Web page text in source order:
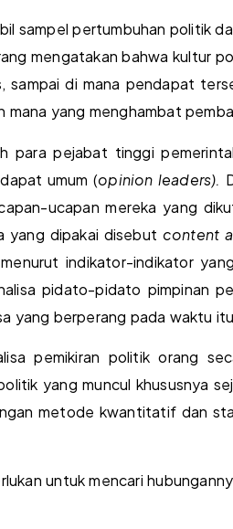
sampel pertumbuhan politik
mengatakan bahwa kultur
sampai di mana pendapat
yang menghambat
para pejabat tinggi
umum (opinion leaders).
ucapan mereka yang
yang dipakai disebut content
indikator-indikator
pidato-pidato pimpinan
yang berperang pada waktu
pemikiran politik orang
yang muncul khususnya
metode kwantitatif dan
untuk mencari